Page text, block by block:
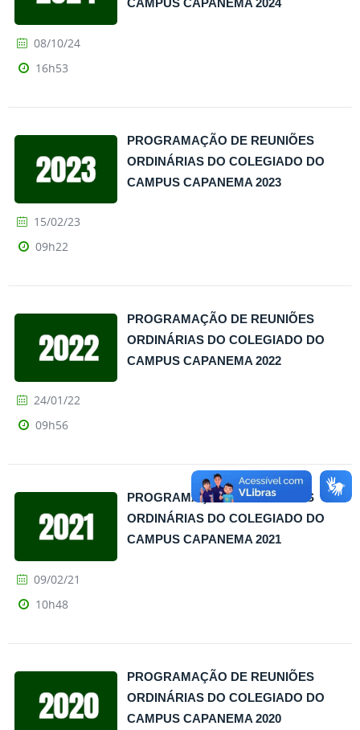
CAMPUS CAPANEMA 2024
08/10/24
16h53
PROGRAMAÇÃO DE REUNIÕES
ORDINÁRIAS DO COLEGIADO DO
CAMPUS CAPANEMA 2023
15/02/23
09h22
PROGRAMAÇÃO DE REUNIÕES
ORDINÁRIAS DO COLEGIADO DO
CAMPUS CAPANEMA 2022
24/01/22
09h56
PROGRAMAÇÃO DE REUNIÕES
ORDINÁRIAS DO COLEGIADO DO
CAMPUS CAPANEMA 2021
09/02/21
10h48
PROGRAMAÇÃO DE REUNIÕES
ORDINÁRIAS DO COLEGIADO DO
CAMPUS CAPANEMA 2020